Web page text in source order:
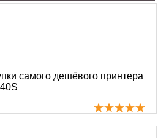
самого дешёвого принтера